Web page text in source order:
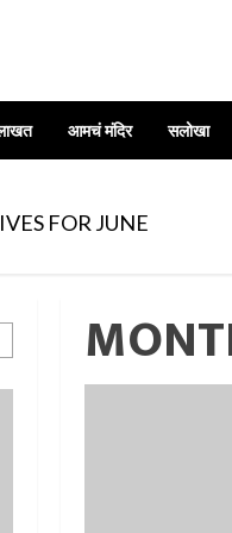
आमचं मंदिर सलोखा
FOR JUNE